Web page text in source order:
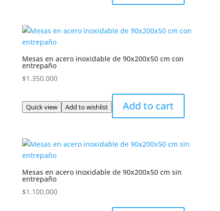
Mesas en acero inoxidable de 90x200x50 cm con
entrepaño
$1.350.000
Quick view Add to wishlist Add to cart
Mesas en acero inoxidable de 90x200x50 cm sin
entrepaño
$1.100.000